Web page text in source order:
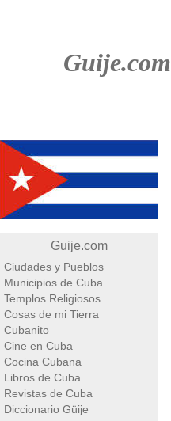
Guije.com
Guije.com
Ciudades y Pueblos
Municipios de Cuba
Templos Religiosos
Cosas de mi Tierra
Cubanito
Cine en Cuba
Cocina Cubana
Libros de Cuba
Revistas de Cuba
Diccionario Güije